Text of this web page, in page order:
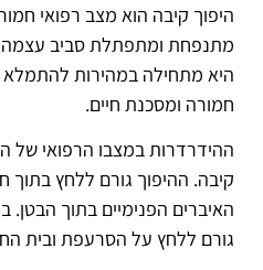
היפוך קיבה הוא מצב רפואי
מתנפחת ומתפתלת סביב
היא מתחילה במהירות להתמלא
חמורה ומסכנת חיים.
ההידרדרות במצבו הרפואי של
קיבה. ההיפוך גורם ללחץ בתוך
האיברים הפנימיים בתוך הבטן.
גורם ללחץ על הסרעפת ובית